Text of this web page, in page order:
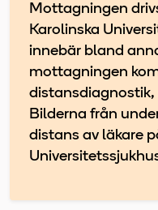
Mottagningen
Karolinska
innebär bland
mottagningen
distansdiagnostik,
Bilderna från
distans av läkare